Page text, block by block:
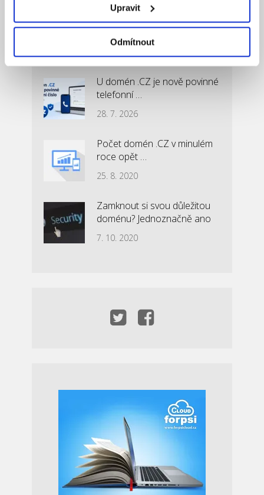
Upravit
Odmítnout
Nejčtenější články
U domén .CZ je nově povinné
telefonní …
28. 7. 2026
Počet domén .CZ v minulém
roce opět …
25. 8. 2020
Zamknout si svou důležitou
doménu? Jednoznačně ano
7. 10. 2020